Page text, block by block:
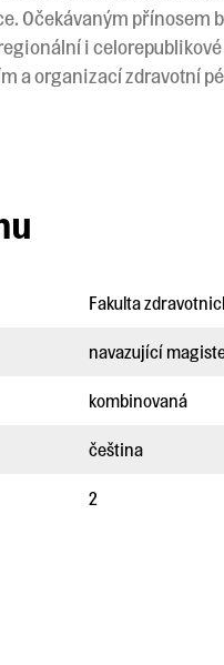
Očekávaným přínosem
i
a organizací zdravotní
Fakulta
navazující
kombinovaná
čeština
2